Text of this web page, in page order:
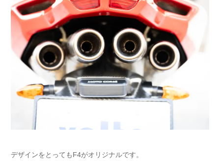
デザインをとってもF4がオリジナルです。